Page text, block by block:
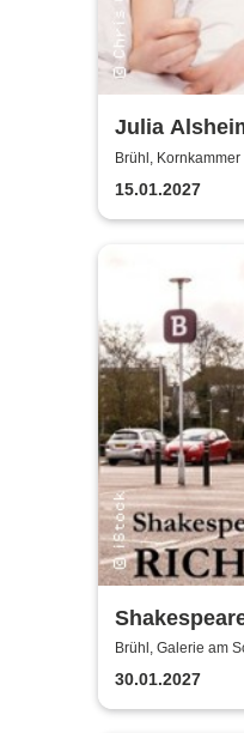
Julia
als nur 'ne
Brühl,
15.01.2027
Galerie am
Brühl, Galerie am
30.01.2027